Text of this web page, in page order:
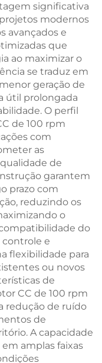
significativa
modernos
avançados e
que
ao maximizar o
se traduz em
geração de
útil prolongada
O perfil
de 100 rpm
com
as
de
garantem
prazo com
reduzindo os
o
do
e
flexibilidade para
ou novos
de
CC de 100 rpm
redução de ruído
de
A capacidade
amplas faixas